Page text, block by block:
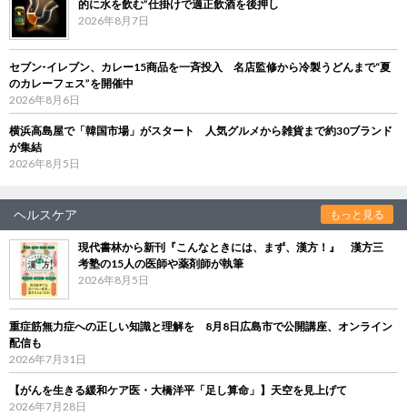
的に水を飲む”仕掛けで適正飲酒を後押し
2026年8月7日
セブン‐イレブン、カレー15商品を一斉投入 名店監修から冷製うどんまで“夏
のカレーフェス”を開催中
2026年8月6日
横浜高島屋で「韓国市場」がスタート 人気グルメから雑貨まで約30ブランド
が集結
2026年8月5日
ヘルスケア もっと見る
現代書林から新刊『こんなときには、まず、漢方！』 漢方三
考塾の15人の医師や薬剤師が執筆
2026年8月5日
重症筋無力症への正しい知識と理解を 8月8日広島市で公開講座、オンライン
配信も
2026年7月31日
【がんを生きる緩和ケア医・大橋洋平「足し算命」】天空を見上げて
2026年7月28日